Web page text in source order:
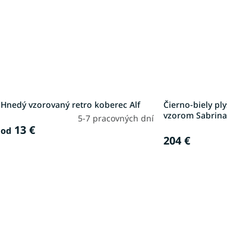
Hnedý vzorovaný retro koberec Alf
5-7 pracovných dní
od 13 €
Čierno-biely
vzorom Sabrina
204 €